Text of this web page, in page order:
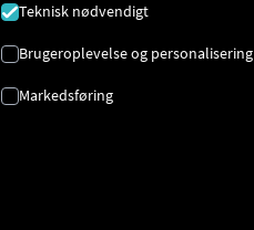
Teknisk nødvendigt
Brugeroplevelse og personalisering
Markedsføring